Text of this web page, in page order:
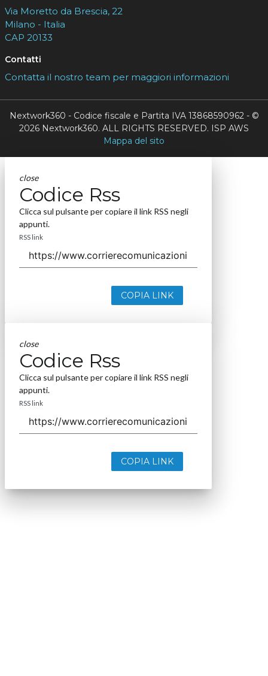
Via Moretto da Brescia, 22
Milano - Italia
CAP 20133
Contatti
Contatta il nostro team per maggiori informazioni
Nextwork360 - Codice fiscale e Partita IVA 13868590962 - ©
2026 Nextwork360. ALL RIGHTS RESERVED. ISP AWS
Mappa del sito
close
Codice Rss
Clicca sul pulsante per copiare il link RSS negli
appunti.
RSS link
COPIA LINK
close
Codice Rss
Clicca sul pulsante per copiare il link RSS negli
appunti.
RSS link
COPIA LINK